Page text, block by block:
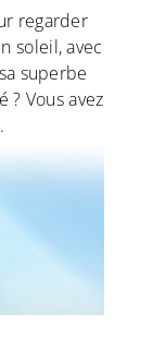
regarder
soleil, avec
superbe
? Vous avez